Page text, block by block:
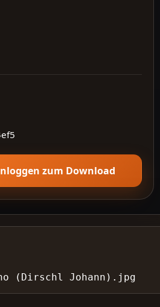
zum Download
(Dirschl Johann).jpg